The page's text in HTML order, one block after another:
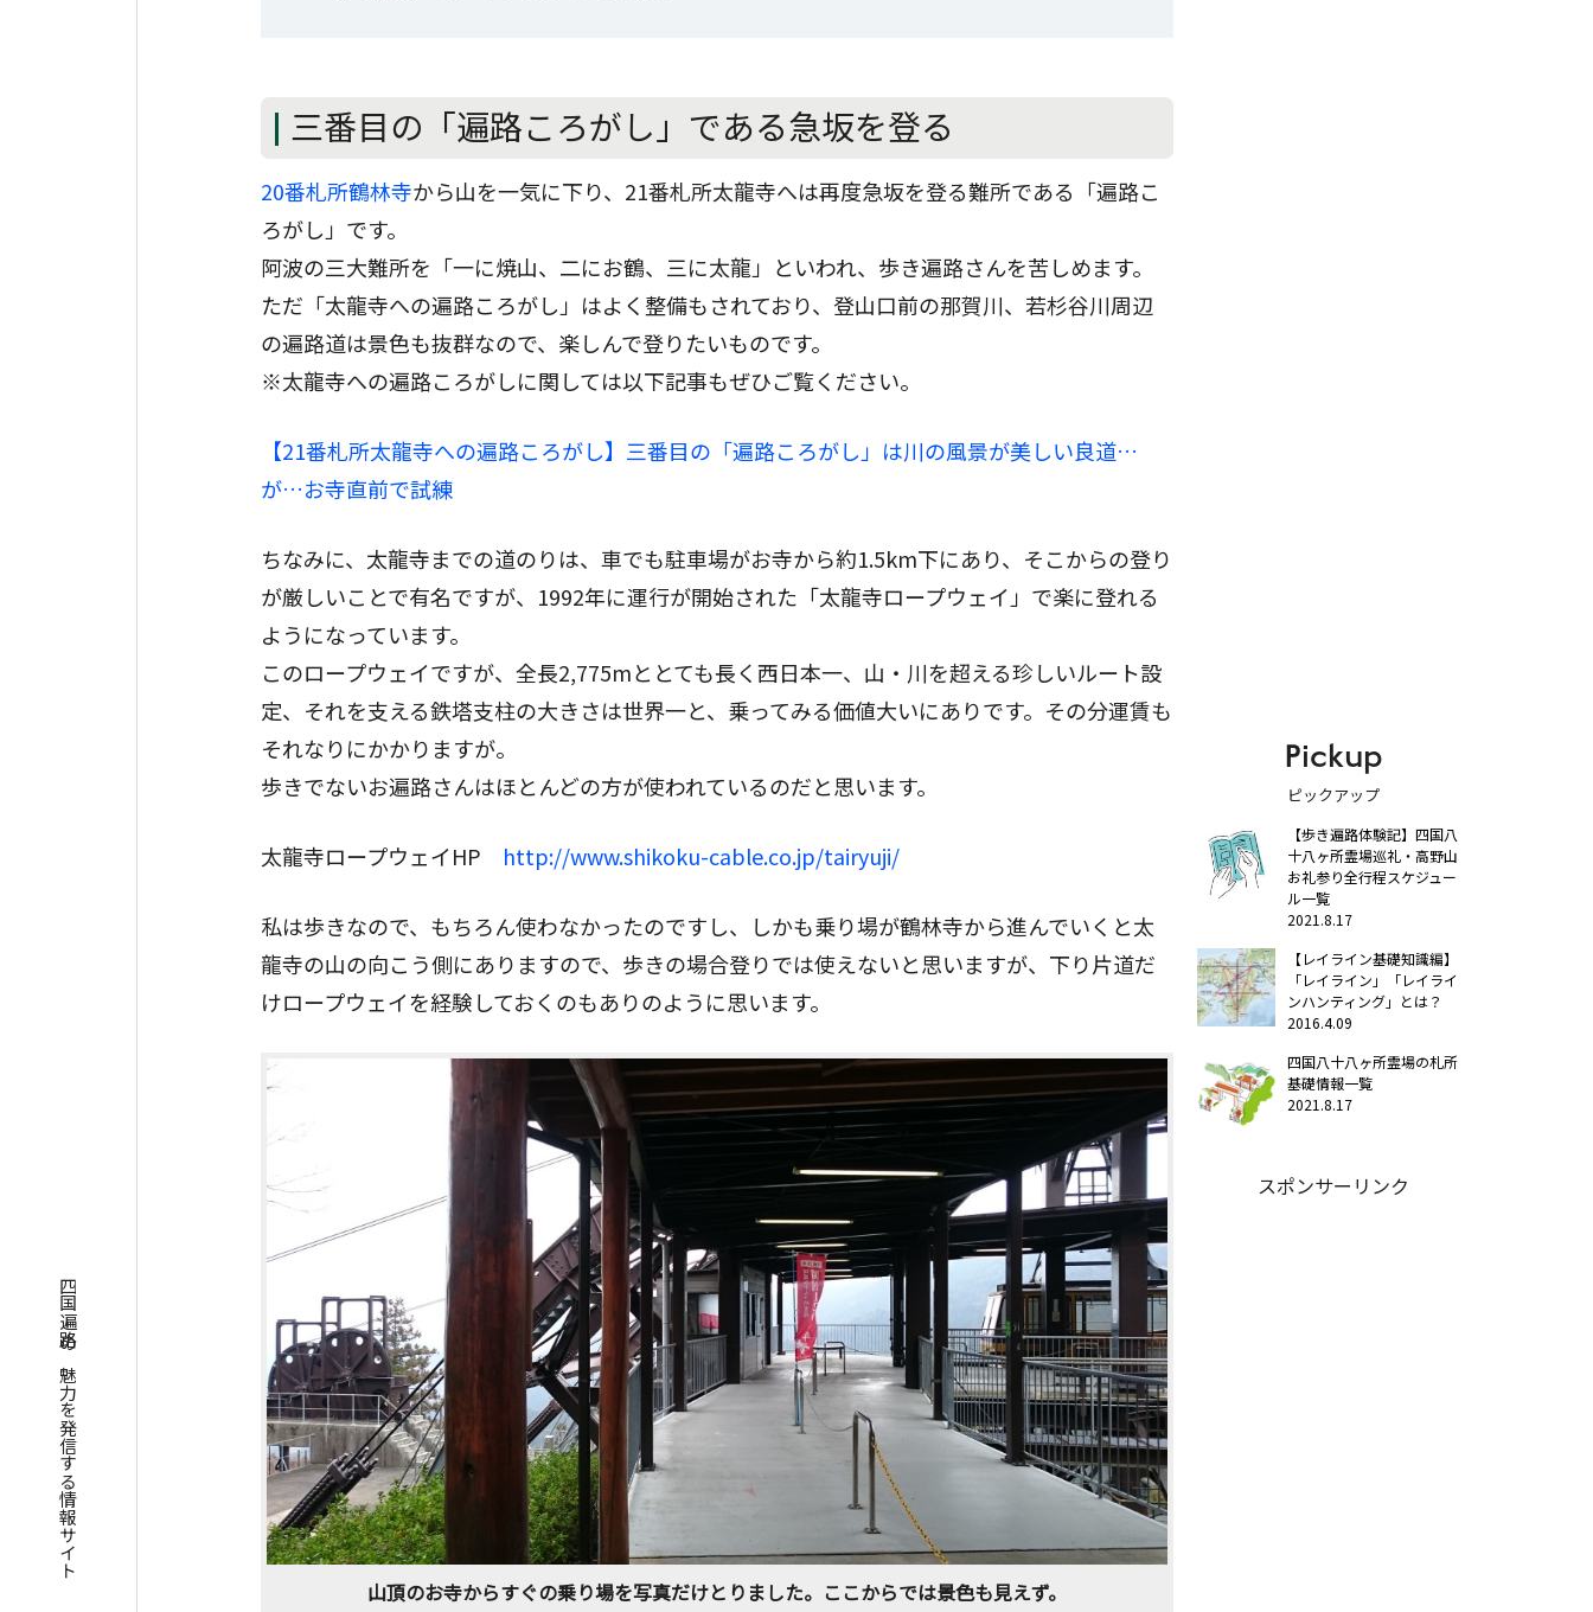
四国遍路の魅力を発信する情報サイト
三番目の「遍路ころがし」である急坂を登る
20番札所鶴林寺から山を一気に下り、21番札所太龍寺へは再度急坂を登る難所である「遍路こ
ろがし」です。
阿波の三大難所を「一に焼山、二にお鶴、三に太龍」といわれ、歩き遍路さんを苦しめます。
ただ「太龍寺への遍路ころがし」はよく整備もされており、登山口前の那賀川、若杉谷川周辺
の遍路道は景色も抜群なので、楽しんで登りたいものです。
※太龍寺への遍路ころがしに関しては以下記事もぜひご覧ください。
【21番札所太龍寺への遍路ころがし】三番目の「遍路ころがし」は川の風景が美しい良道…
が…お寺直前で試練
ちなみに、太龍寺までの道のりは、車でも駐車場がお寺から約1.5km下にあり、そこからの登り
が厳しいことで有名ですが、1992年に運行が開始された「太龍寺ロープウェイ」で楽に登れる
ようになっています。
このロープウェイですが、全長2,775mととても長く西日本一、山・川を超える珍しいルート設
定、それを支える鉄塔支柱の大きさは世界一と、乗ってみる価値大いにありです。その分運賃も
それなりにかかりますが。
歩きでないお遍路さんはほとんどの方が使われているのだと思います。
太龍寺ロープウェイHP http://www.shikoku-cable.co.jp/tairyuji/
私は歩きなので、もちろん使わなかったのですし、しかも乗り場が鶴林寺から進んでいくと太
龍寺の山の向こう側にありますので、歩きの場合登りでは使えないと思いますが、下り片道だ
けロープウェイを経験しておくのもありのように思います。
山頂のお寺からすぐの乗り場を写真だけとりました。ここからでは景色も見えず。
Pickup
ピックアップ
【歩き遍路体験記】四国八
十八ヶ所霊場巡礼・高野山
お礼参り全行程スケジュー
ル一覧
2021.8.17
【レイライン基礎知識編】
「レイライン」「レイライ
ンハンティング」とは？
2016.4.09
四国八十八ヶ所霊場の札所
基礎情報一覧
2021.8.17
スポンサーリンク